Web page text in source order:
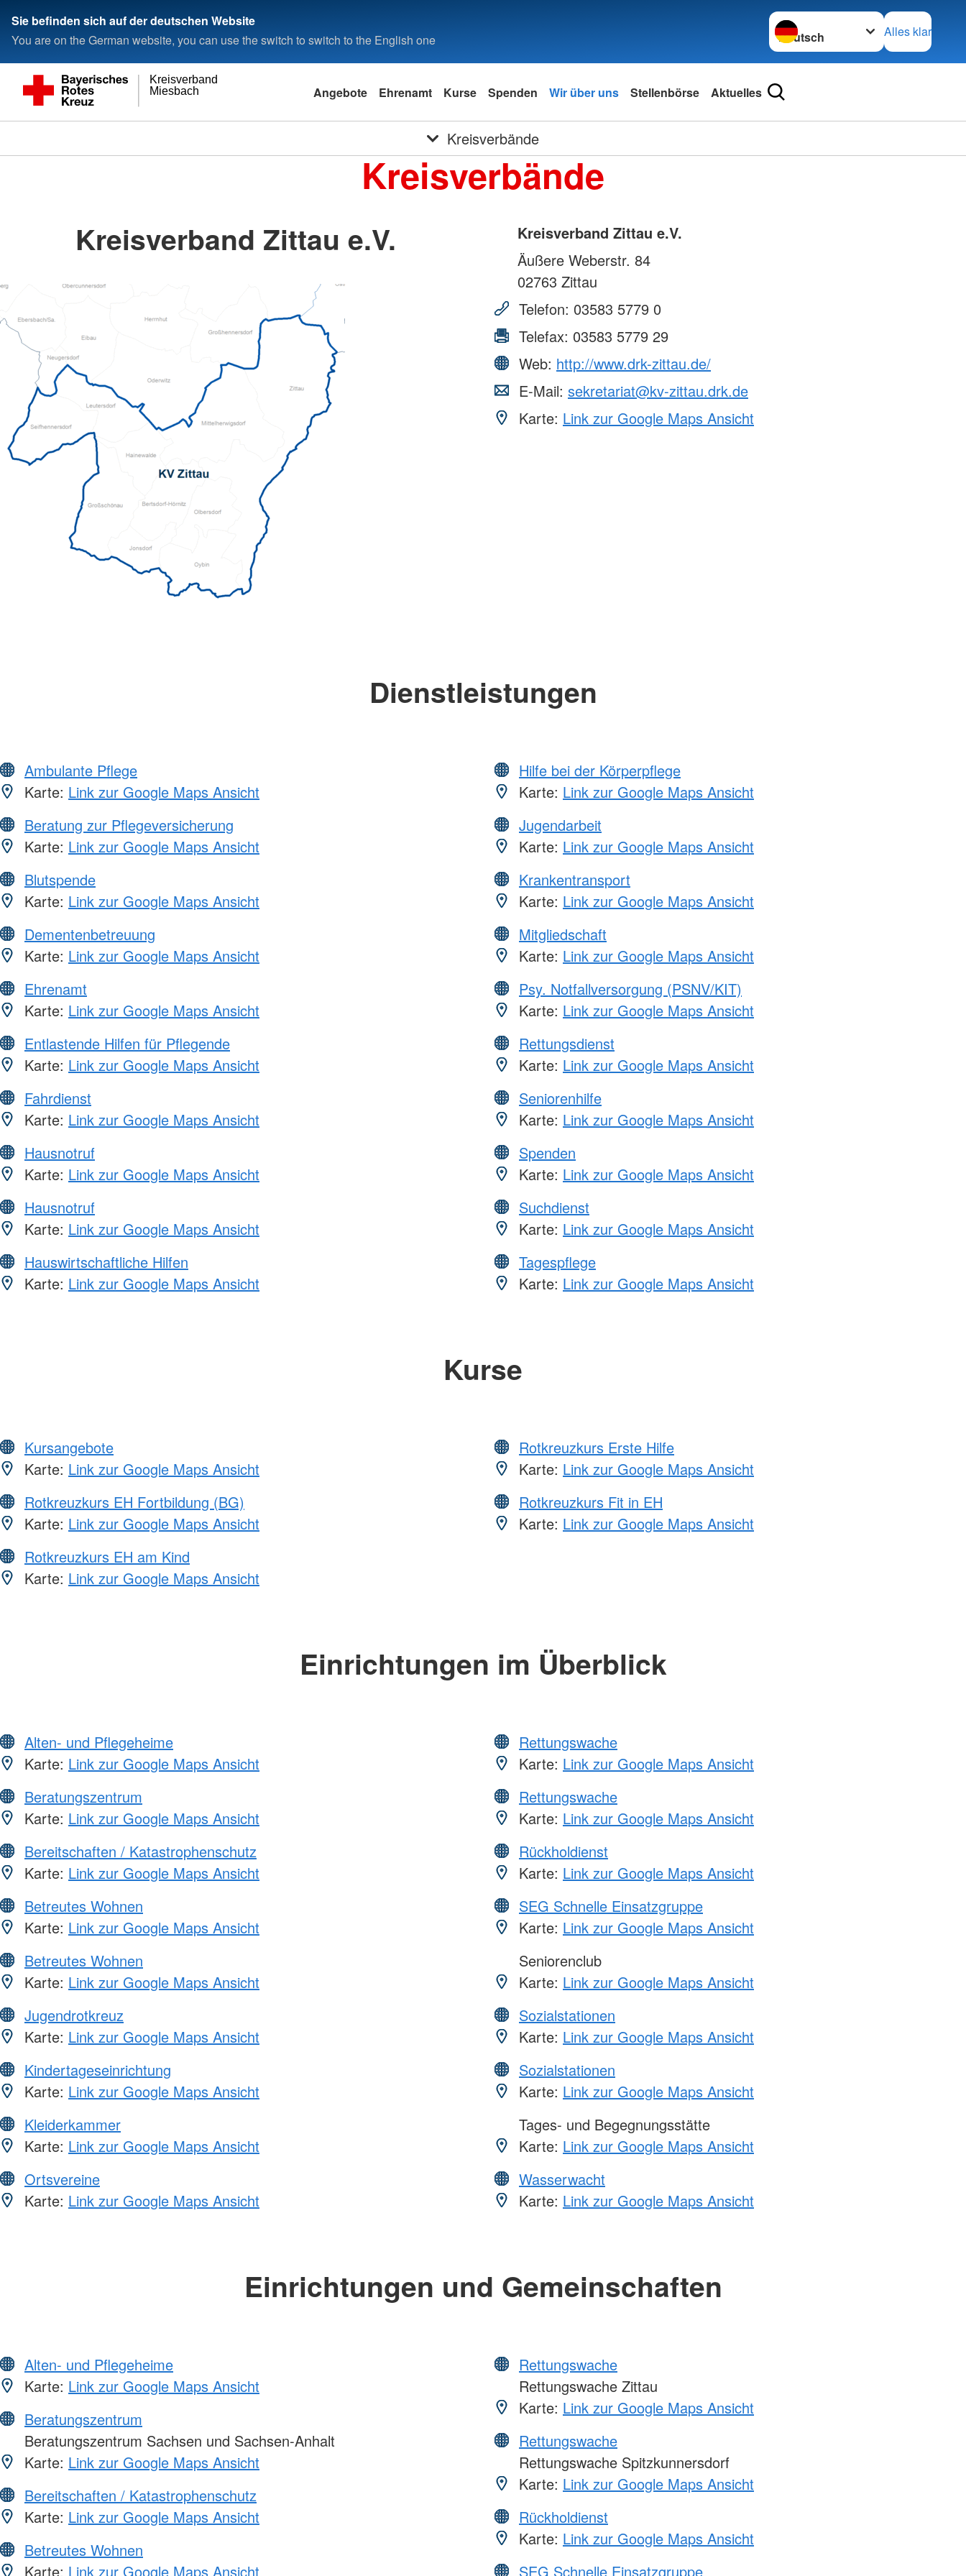
Sie befinden sich auf der deutschen Website
You are on the German website, you can use the switch to switch to the English one
Sprache wechseln zu
Alles klar
Miesbach
Kreisverband
Angebote Ehrenamt Kurse Spenden Wir über uns Stellenbörse Aktuelles
Kreisverbände
Kreisverbände
Kreisverband Zittau e.V.
Kreisverband Zittau e.V.
Äußere Weberstr. 84
02763 Zittau
Telefon: 03583 5779 0
Telefax: 03583 5779 29
Web: http://www.drk-zittau.de/
E-Mail: sekretariat@kv-zittau.drk.de
Karte: Link zur Google Maps Ansicht
Dienstleistungen
Ambulante Pflege
Karte: Link zur Google Maps Ansicht
Beratung zur Pflegeversicherung
Karte: Link zur Google Maps Ansicht
Blutspende
Karte: Link zur Google Maps Ansicht
Dementenbetreuung
Karte: Link zur Google Maps Ansicht
Ehrenamt
Karte: Link zur Google Maps Ansicht
Entlastende Hilfen für Pflegende
Karte: Link zur Google Maps Ansicht
Fahrdienst
Karte: Link zur Google Maps Ansicht
Hausnotruf
Karte: Link zur Google Maps Ansicht
Hausnotruf
Karte: Link zur Google Maps Ansicht
Hauswirtschaftliche Hilfen
Karte: Link zur Google Maps Ansicht
Hilfe bei der Körperpflege
Karte: Link zur Google Maps Ansicht
Jugendarbeit
Karte: Link zur Google Maps Ansicht
Krankentransport
Karte: Link zur Google Maps Ansicht
Mitgliedschaft
Karte: Link zur Google Maps Ansicht
Psy. Notfallversorgung (PSNV/KIT)
Karte: Link zur Google Maps Ansicht
Rettungsdienst
Karte: Link zur Google Maps Ansicht
Seniorenhilfe
Karte: Link zur Google Maps Ansicht
Spenden
Karte: Link zur Google Maps Ansicht
Suchdienst
Karte: Link zur Google Maps Ansicht
Tagespflege
Karte: Link zur Google Maps Ansicht
Kurse
Kursangebote
Karte: Link zur Google Maps Ansicht
Rotkreuzkurs EH Fortbildung (BG)
Karte: Link zur Google Maps Ansicht
Rotkreuzkurs EH am Kind
Karte: Link zur Google Maps Ansicht
Rotkreuzkurs Erste Hilfe
Karte: Link zur Google Maps Ansicht
Rotkreuzkurs Fit in EH
Karte: Link zur Google Maps Ansicht
Einrichtungen im Überblick
Alten- und Pflegeheime
Karte: Link zur Google Maps Ansicht
Beratungszentrum
Karte: Link zur Google Maps Ansicht
Bereitschaften / Katastrophenschutz
Karte: Link zur Google Maps Ansicht
Betreutes Wohnen
Karte: Link zur Google Maps Ansicht
Betreutes Wohnen
Karte: Link zur Google Maps Ansicht
Jugendrotkreuz
Karte: Link zur Google Maps Ansicht
Kindertageseinrichtung
Karte: Link zur Google Maps Ansicht
Kleiderkammer
Karte: Link zur Google Maps Ansicht
Ortsvereine
Karte: Link zur Google Maps Ansicht
Rettungswache
Karte: Link zur Google Maps Ansicht
Rettungswache
Karte: Link zur Google Maps Ansicht
Rückholdienst
Karte: Link zur Google Maps Ansicht
SEG Schnelle Einsatzgruppe
Karte: Link zur Google Maps Ansicht
Seniorenclub
Karte: Link zur Google Maps Ansicht
Sozialstationen
Karte: Link zur Google Maps Ansicht
Sozialstationen
Karte: Link zur Google Maps Ansicht
Tages- und Begegnungsstätte
Karte: Link zur Google Maps Ansicht
Wasserwacht
Karte: Link zur Google Maps Ansicht
Einrichtungen und Gemeinschaften
Alten- und Pflegeheime
Karte: Link zur Google Maps Ansicht
Beratungszentrum
Beratungszentrum Sachsen und Sachsen-Anhalt
Karte: Link zur Google Maps Ansicht
Bereitschaften / Katastrophenschutz
Karte: Link zur Google Maps Ansicht
Betreutes Wohnen
Karte: Link zur Google Maps Ansicht
Rettungswache
Rettungswache Zittau
Karte: Link zur Google Maps Ansicht
Rettungswache
Rettungswache Spitzkunnersdorf
Karte: Link zur Google Maps Ansicht
Rückholdienst
Karte: Link zur Google Maps Ansicht
SEG Schnelle Einsatzgruppe